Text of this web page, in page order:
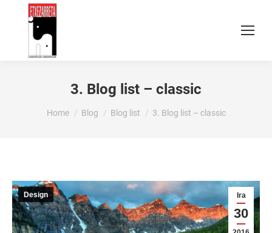
3. Blog list – classic
You are here:
Home Blog Blog list 3. Blog list – classic
Ira
30
Design